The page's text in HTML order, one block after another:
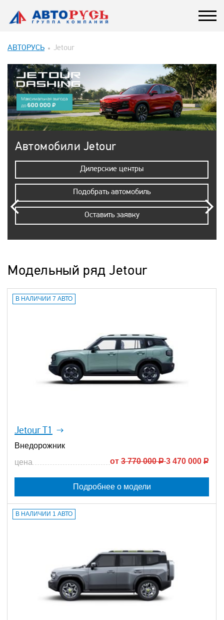
АВТОРУСЬ Jetour
Автомобили Jetour
Дилерские центры
Подобрать автомобиль
Оставить заявку
Модельный ряд Jetour
Jetour T1
Внедорожник
цена
от 3 770 000 Р 3 470 000 Р
Подробнее о модели
В НАЛИЧИИ 7 АВТО
В НАЛИЧИИ 1 АВТО